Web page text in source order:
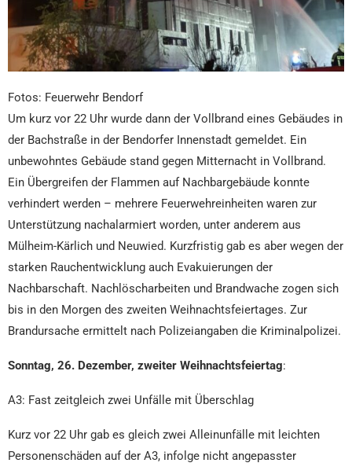
Fotos: Feuerwehr Bendorf
Um kurz vor 22 Uhr wurde dann der Vollbrand eines Gebäudes in
der Bachstraße in der Bendorfer Innenstadt gemeldet. Ein
unbewohntes Gebäude stand gegen Mitternacht in Vollbrand.
Ein Übergreifen der Flammen auf Nachbargebäude konnte
verhindert werden – mehrere Feuerwehreinheiten waren zur
Unterstützung nachalarmiert worden, unter anderem aus
Mülheim-Kärlich und Neuwied. Kurzfristig gab es aber wegen der
starken Rauchentwicklung auch Evakuierungen der
Nachbarschaft. Nachlöscharbeiten und Brandwache zogen sich
bis in den Morgen des zweiten Weihnachtsfeiertages. Zur
Brandursache ermittelt nach Polizeiangaben die Kriminalpolizei.
Sonntag, 26. Dezember, zweiter Weihnachtsfeiertag:
A3: Fast zeitgleich zwei Unfälle mit Überschlag
Kurz vor 22 Uhr gab es gleich zwei Alleinunfälle mit leichten
Personenschäden auf der A3, infolge nicht angepasster